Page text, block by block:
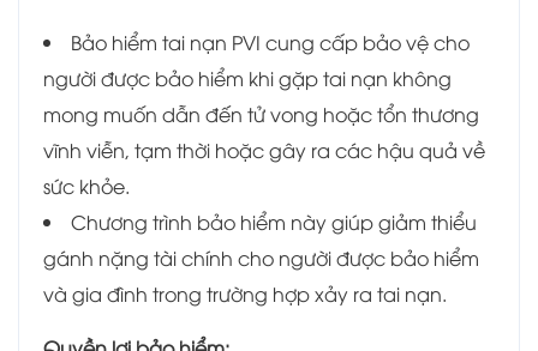
Bảo hiểm tai nạn PVI cung cấp bảo vệ cho
người được bảo hiểm khi gặp tai nạn không
mong muốn dẫn đến tử vong hoặc tổn thương
vĩnh viễn, tạm thời hoặc gây ra các hậu quả về
sức khỏe.
Chương trình bảo hiểm này giúp giảm thiểu
gánh nặng tài chính cho người được bảo hiểm
và gia đình trong trường hợp xảy ra tai nạn.